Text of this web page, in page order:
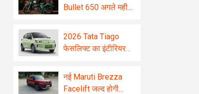
Bullet 650 अगले महीने
खास
2026 Tata Tiago
फेसलिफ्ट का इंटीरियर
और कई नए फीचर्स से
होगी लैस
नई Maruti Brezza
Facelift जल्द होगी